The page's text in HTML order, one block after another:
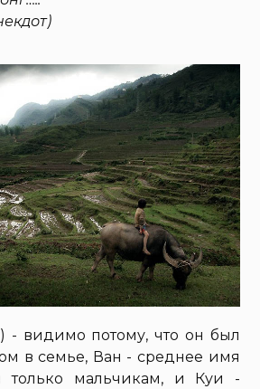
- видимо потому, что он был
в семье, Ван - среднее имя
только мальчикам, и Куи -